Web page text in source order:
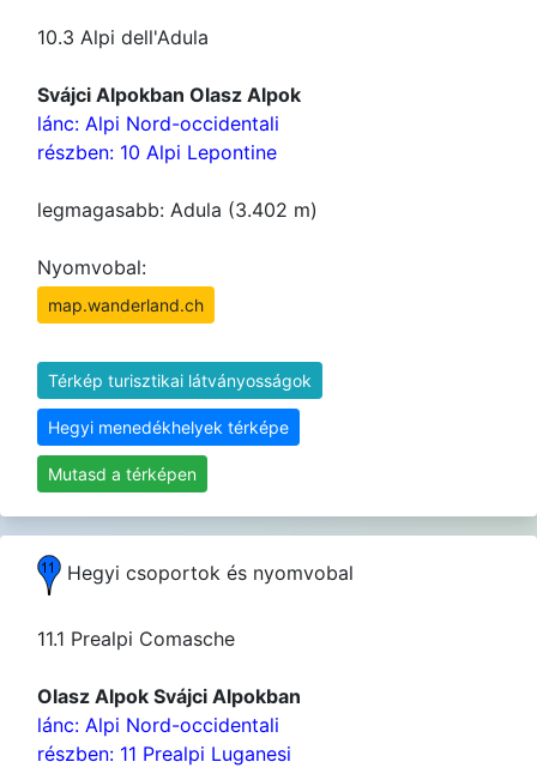
10.3 Alpi dell'Adula
Svájci Alpokban Olasz Alpok
lánc: Alpi Nord-occidentali
részben: 10 Alpi Lepontine
legmagasabb: Adula (3.402 m)
Nyomvobal:
map.wanderland.ch
Térkép turisztikai látványosságok
Hegyi menedékhelyek térképe
Mutasd a térképen
Hegyi csoportok és nyomvobal
11.1 Prealpi Comasche
Olasz Alpok Svájci Alpokban
lánc: Alpi Nord-occidentali
részben: 11 Prealpi Luganesi